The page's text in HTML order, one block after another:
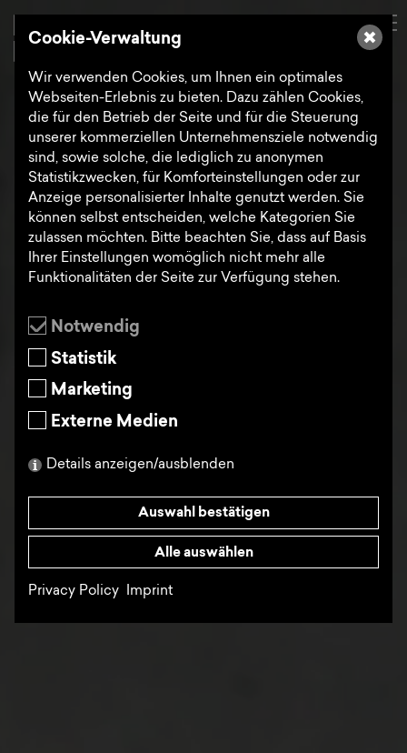
Interaction
Design
Cookie-Verwaltung
Wir verwenden Cookies, um Ihnen ein optimales
Webseiten-Erlebnis zu bieten. Dazu zählen Cookies,
die für den Betrieb der Seite und für die Steuerung
unserer kommerziellen Unternehmensziele notwendig
sind, sowie solche, die lediglich zu anonymen
Statistikzwecken, für Komforteinstellungen oder zur
Anzeige personalisierter Inhalte genutzt werden. Sie
können selbst entscheiden, welche Kategorien Sie
zulassen möchten. Bitte beachten Sie, dass auf Basis
Ihrer Einstellungen womöglich nicht mehr alle
Funktionalitäten der Seite zur Verfügung stehen.
Notwendig
Statistik
Marketing
Externe Medien
Details anzeigen/ausblenden
Auswahl bestätigen
Alle auswählen
Privacy Policy Imprint